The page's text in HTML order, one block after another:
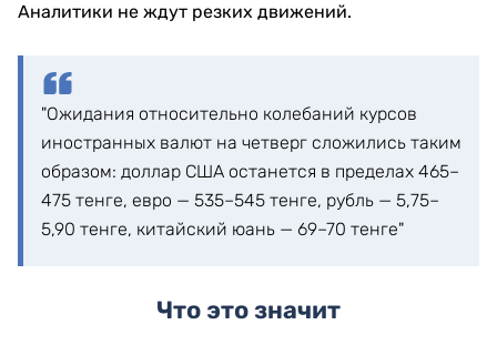
Аналитики не ждут резких движений.
"Ожидания относительно колебаний курсов
иностранных валют на четверг сложились таким
образом: доллар США останется в пределах 465–
475 тенге, евро — 535–545 тенге, рубль — 5,75–
5,90 тенге, китайский юань — 69–70 тенге"
Что это значит